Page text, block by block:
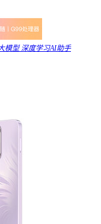
模型 深度学习AI助手